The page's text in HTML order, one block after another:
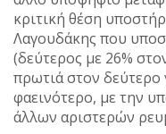
κριτική θέση
Λαγουδάκης που
(δεύτερος με 26%
πρωτιά στον δεύτερο
φαεινότερο, με την
άλλων αριστερών